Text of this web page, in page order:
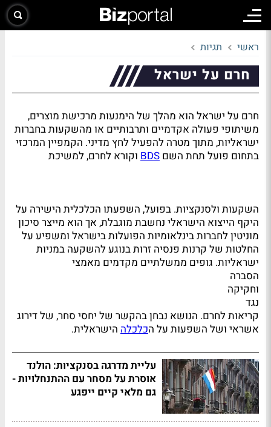
ראשי תגיות
חרם על ישראל
חרם על ישראל הוא מהלך של הימנעות מרכישת מוצרים,
משיתופי פעולה אקדמיים ותרבותיים או מהשקעות בחברות
ישראליות, מתוך מטרה להפעיל לחץ מדיני. הקמפיין המרכזי
בתחום פועל תחת השם BDS וקורא לחרם, למשיכת
השקעות ולסנקציות. בפועל, השפעתו הכלכלית הישירה על
היקף הייצוא הישראלי נחשבת מוגבלת, אך הוא מייצר סיכון
מוניטין לחברות בינלאומיות הפועלות בישראל ומשפיע על
החלטות של קרנות פנסיה זרות בנוגע להשקעה במניות
ישראליות. גופים ממשלתיים מקדמים מאמצי
הסברה
וחקיקה
נגד
קריאות לחרם. הנושא נבחן בהקשר של יחסי סחר, של דירוג
אשראי ושל השפעות על הכלכלה הישראלית.
עליית מדרגה בסנקציות: הולנד
אוסרת על מסחר עם ההתנחלויות -
גם מלאי קיים ייפגע